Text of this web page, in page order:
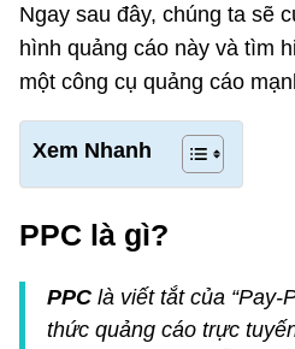
Ngay sau đây, chúng ta sẽ
hình quảng cáo này và tìm
một công cụ quảng cáo
Xem Nhanh
PPC là gì?
PPClà viết tắt của “Pay-
thức quảng cáo trực